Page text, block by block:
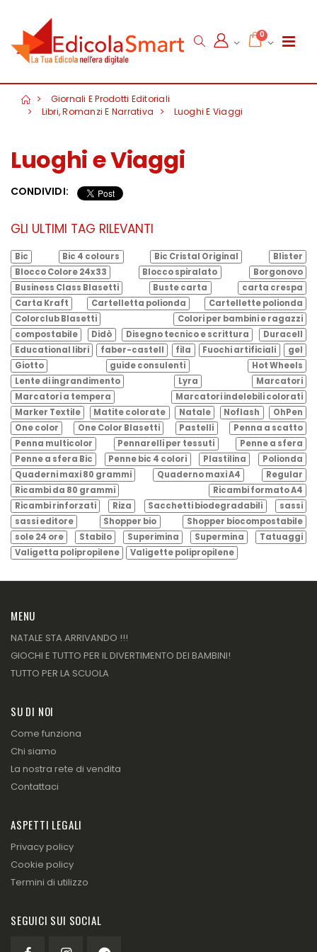
0
Giornali E Prodotti Editoriali
Libri, Romanzi E Narrativa
Luoghi E Viaggi
Luoghi e Viaggi
CONDIVIDI:
GLI ULTIMI TAG RILEVANTI
Bic Bic 4 colours Bic Cristal Original
Blister
Blocco Colore 24x33
Blocco spiralato
Borgonovo
Business Class Blasetti
Buste carta
carta crespa
Carta Kraft
Cartelletta polionda
Cartellette polionda
Colorclub Blasetti
Colori per bambini e ragazzi
compostabile
Didò Disegno tecnico e scrittura
Duracell
Educational libri
faber-castell fila Fuochi artificiali
gel
Giotto
guide consulenti
Hot Wheels
Lente di ingrandimento
Lyra
Marcatori
Marcatori a tempera
Marcatori indelebili colorati
Marker Textile
Matite colorate Natale Noflash
OhPen
One color
One Color Blasetti Pastelli
Penna a scatto
Penna multicolor
Pennarelli per tessuti
Penne a sfera
Penne a sfera Bic
Penne bic 4 colori Plastilina
Polionda
Quaderni maxi 80 grammi
Quaderno maxi A4
Regular
Ricambi da 80 grammi
Ricambi formato A4
Ricambi rinforzati
Riza Sacchetti biodegradabili
sassi
sassi editore
Shopper bio
Shopper biocompostabile
sole 24 ore
Stabilo Superimina Supermina
Tatuaggi
Valigetta polipropilene
Valigette polipropilene
MENU
NATALE STA ARRIVANDO !!!
GIOCHI E TUTTO PER IL DIVERTIMENTO DEI BAMBINI!
TUTTO PER LA SCUOLA
SU DI NOI
Come funziona
Chi siamo
La nostra rete di vendita
Contattaci
ASPETTI LEGALI
Privacy policy
Cookie policy
Termini di utilizzo
SEGUICI SUI SOCIAL